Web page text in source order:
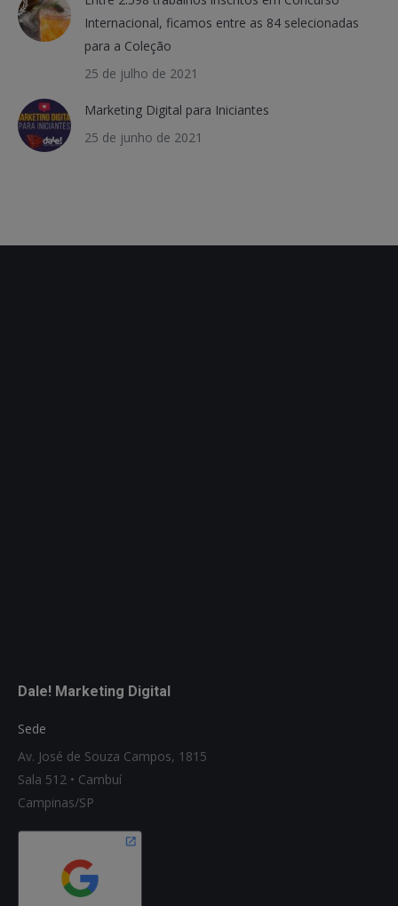
Internacional, ficamos entre as 84 selecionadas
para a Coleção
25 de julho de 2021
Marketing Digital para Iniciantes
25 de junho de 2021
Dale! Marketing Digital
Sede
Av. José de Souza Campos, 1815
Sala 512 • Cambuí
Campinas/SP